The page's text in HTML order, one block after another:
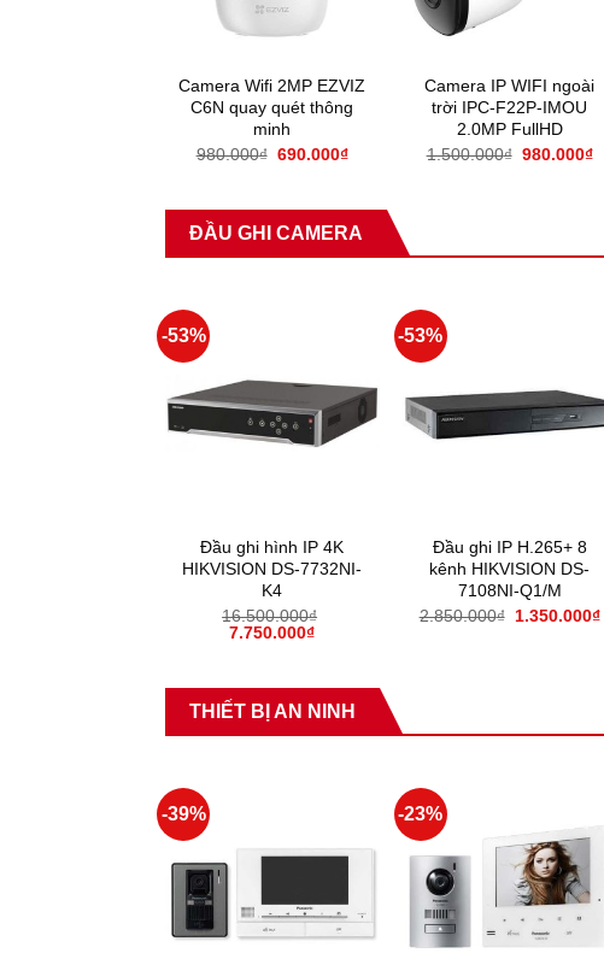
Camera Wifi 2MP EZVIZ
C6N quay quét thông
minh
980.000₫ 690.000₫
Camera IP WIFI ngoài
trời IPC-F22P-IMOU
2.0MP FullHD
1.500.000₫ 980.000₫
ĐẦU GHI CAMERA
-53%
Đầu ghi hình IP 4K
HIKVISION DS-7732NI-
K4
16.500.000₫
7.750.000₫
-53%
Đầu ghi IP H.265+ 8
kênh HIKVISION DS-
7108NI-Q1/M
2.850.000₫ 1.350.000₫
THIẾT BỊ AN NINH
-39% -23%